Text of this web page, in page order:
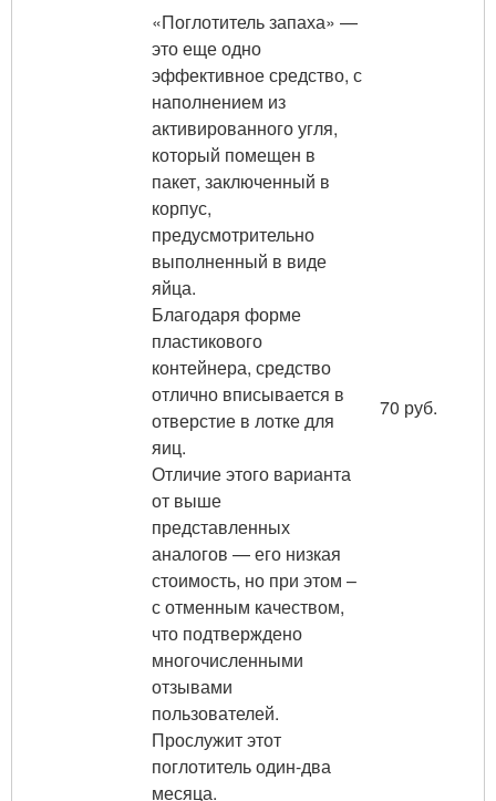
«Поглотитель запаха» —
это еще одно
эффективное средство, с
наполнением из
активированного угля,
который помещен в
пакет, заключенный в
корпус,
предусмотрительно
выполненный в виде
яйца.
Благодаря форме
пластикового
контейнера, средство
отлично вписывается в
отверстие в лотке для
яиц.
Отличие этого варианта
от выше
представленных
аналогов — его низкая
стоимость, но при этом –
с отменным качеством,
что подтверждено
многочисленными
отзывами
пользователей.
Прослужит этот
поглотитель один-два
месяца.
70 руб.